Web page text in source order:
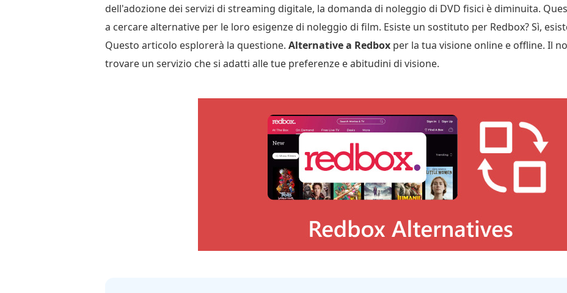
dell'adozione dei servizi di streaming digitale, la domanda di noleggio di DVD fisici è diminuita.
a cercare alternative per le loro esigenze di noleggio di film. Esiste un sostituto per Redbox? Sì,
Questo articolo esplorerà la questione. Alternative a Redbox per la tua visione online e offline. Il
trovare un servizio che si adatti alle tue preferenze e abitudini di visione.